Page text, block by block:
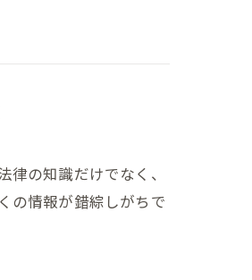
の知識だけでなく、
の情報が錯綜しがちで